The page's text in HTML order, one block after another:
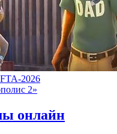
2026
2»
онлайн